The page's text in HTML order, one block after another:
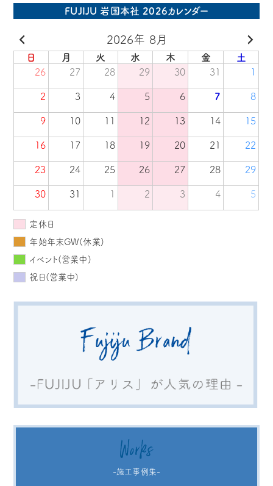
FUJIJU 岩国本社 2026カレンダー
2026年 8月
日 月 火 水 木 金
土
26
27 28 29 30 31 1
2 3 4 5 6 7 8
9 10 11 12 13 14 15
16 17 18 19 20 21 22
23 24 25 26 27 28 29
30 31 1 2 3 4 5
定休日
年始年末GW(休業)
イベント(営業中)
祝日(営業中)
Works
-施工事例集-